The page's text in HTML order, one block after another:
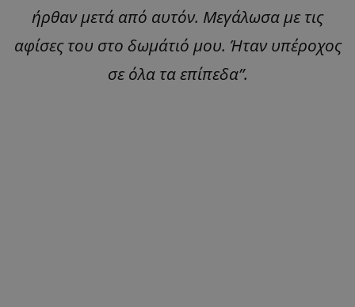
ήρθαν μετά από αυτόν. Μεγάλωσα με τις
αφίσες του στο δωμάτιό μου. Ήταν υπέροχος
σε όλα τα επίπεδα”.